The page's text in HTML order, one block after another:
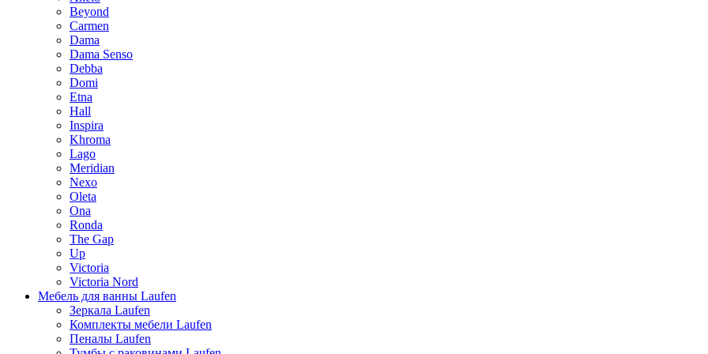
Beyond
Carmen
Dama
Dama Senso
Debba
Domi
Etna
Hall
Inspira
Khroma
Lago
Meridian
Nexo
Oleta
Ona
Ronda
The Gap
Up
Victoria
Victoria Nord
Мебель для ванны Laufen
Зеркала Laufen
Комплекты мебели Laufen
Пеналы Laufen